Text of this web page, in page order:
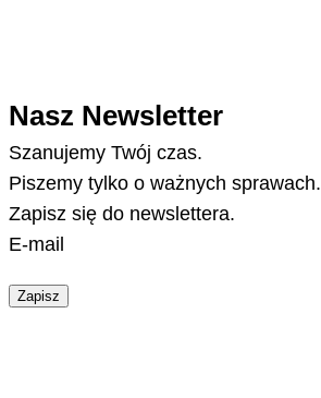
Nasz Newsletter
Szanujemy Twój czas.
Piszemy tylko o ważnych sprawach.
Zapisz się do newslettera.
E-mail
Zapisz